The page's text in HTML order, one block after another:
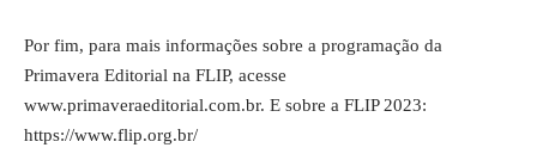
Por fim, para mais informações sobre a programação da
Primavera Editorial na FLIP, acesse
www.primaveraeditorial.com.br. E sobre a FLIP 2023:
https://www.flip.org.br/